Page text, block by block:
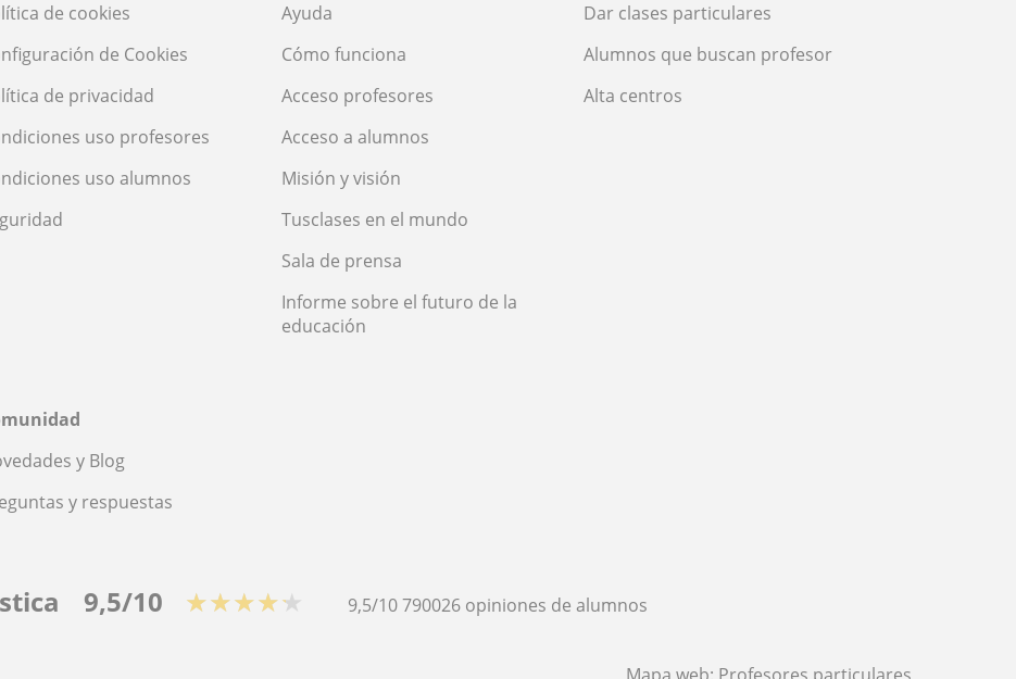
de cookies
de Cookies
de privacidad
uso profesores
uso alumnos
Ayuda
Cómo funciona
Acceso profesores
Acceso a alumnos
Misión y visión
Tusclases en el mundo
Sala de prensa
Informe sobre el futuro de la
educación
Dar clases particulares
Alumnos que buscan profesor
Alta centros
y Blog
y respuestas
9,5/10 ★★★★★ 9,5/10790026 opiniones de alumnos